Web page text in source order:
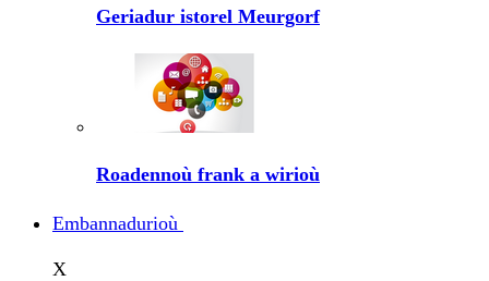
Geriadur istorel Meurgorf
Roadennoù frank a wirioù
Embannadurioù
X